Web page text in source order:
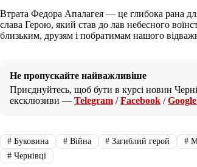
Втрата Федора Апалагея — це глибока рана для
слава Герою, який став до лав небесного
близьким, друзям і побратимам нашого
Не пропускайте найважливіше
Приєднуйтесь, щоб бути в курсі новин
ексклюзиви — Telegram /Facebook /
#Буковина #Війна # Загиблий герой #
#Чернівці